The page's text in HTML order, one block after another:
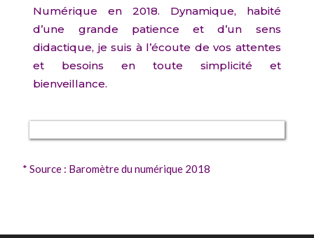
Numérique en 2018. Dynamique, habité
d’une grande patience et d’un sens
didactique, je suis à l’écoute de vos attentes
et besoins en toute simplicité et
bienveillance.
* Source : Baromètre du numérique 2018